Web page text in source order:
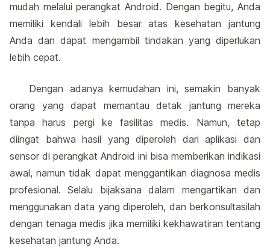
mudah melalui perangkat Android. Dengan begitu, Anda
memiliki kendali lebih besar atas kesehatan jantung
Anda dan dapat mengambil tindakan yang diperlukan
lebih cepat.
Dengan adanya kemudahan ini, semakin banyak
orang yang dapat memantau detak jantung mereka
tanpa harus pergi ke fasilitas medis. Namun, tetap
diingat bahwa hasil yang diperoleh dari aplikasi dan
sensor di perangkat Android ini bisa memberikan indikasi
awal, namun tidak dapat menggantikan diagnosa medis
profesional. Selalu bijaksana dalam mengartikan dan
menggunakan data yang diperoleh, dan berkonsultasilah
dengan tenaga medis jika memiliki kekhawatiran tentang
kesehatan jantung Anda.